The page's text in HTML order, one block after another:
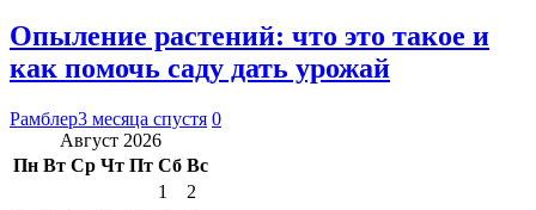
Опыление растений: что это такое и
как помочь саду дать урожай
Рамблер3 месяца спустя 0
Август 2026
Пн Вт Ср Чт Пт Сб Вс
1
2